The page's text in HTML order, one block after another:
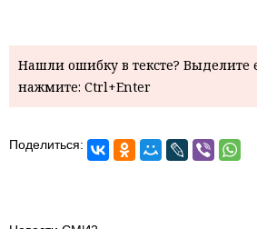
Нашли ошибку в тексте?
нажмите: Ctrl+Enter
Поделиться: